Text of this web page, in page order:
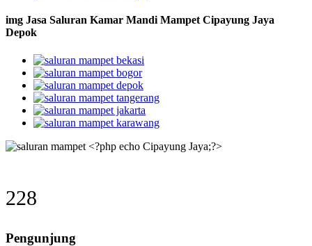
img Jasa Saluran Kamar Mandi Mampet Cipayung Jaya
Depok
228
Pengunjung